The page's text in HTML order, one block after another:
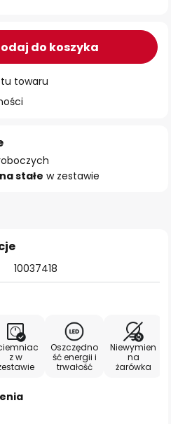
do koszyka
towaru
stałe w zestawie
10037418
z w
Oszczędno
ść energii i
trwałość
Niewymien
na
żarówka